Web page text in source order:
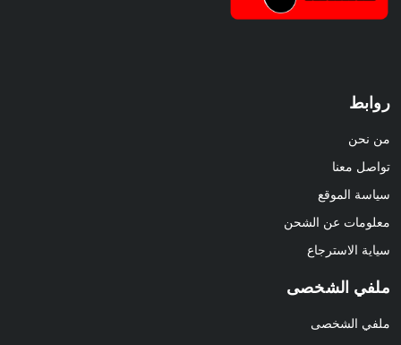
روابط
من نحن
تواصل معنا
سياسة الموقع
معلومات عن الشحن
سياية الاسترجاع
ملفي الشخصى
ملفي الشخصى